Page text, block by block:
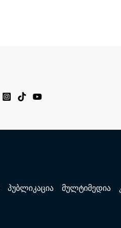
პუბლიკაცია მულტიმედია